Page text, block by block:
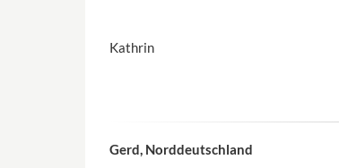
Kathrin
Gerd, Norddeutschland